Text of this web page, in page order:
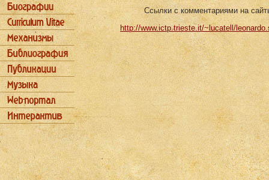
Ссылки с комментариями на
http://www.ictp.trieste.it/~lucatell/